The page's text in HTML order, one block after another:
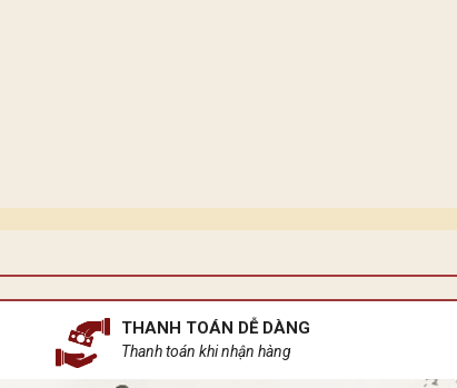
THANH TOÁN DỄ DÀNG
Thanh toán khi nhận hàng